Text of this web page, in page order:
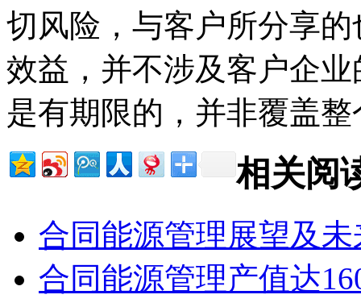
切风险，与客户所分享
效益，并不涉及客户企
是有期限的，并非覆盖
相关阅
合同能源管理展望及
合同能源管理产值达